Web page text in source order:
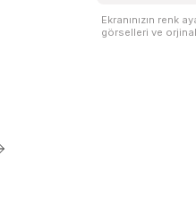
Ekranınızın renk
görselleri ve orjinal